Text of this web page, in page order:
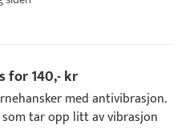
for140,- kr
med antivibrasjon.
som tar opp litt av vibrasjon